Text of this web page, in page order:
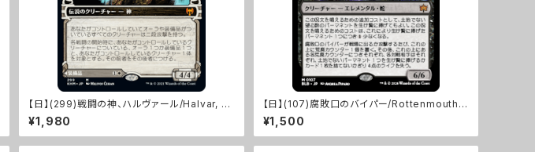
【日】(299)戦闘の神、ハルヴァール/Halvar, G
od of Battle [KHM]
¥1,980
【日】(107)腐敗口のバイパー/Rottenmouth V
iper [BLB]
¥1,500